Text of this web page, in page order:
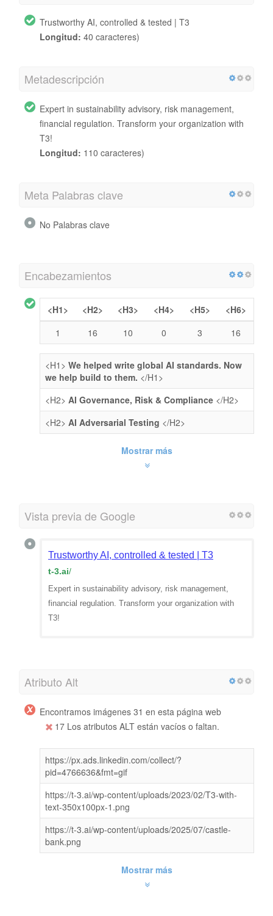
Trustworthy AI, controlled & tested | T3
Longitud: 40 caracteres)
Metadescripción
Expert in sustainability advisory, risk management,
financial regulation. Transform your organization with
T3!
Longitud: 110 caracteres)
Meta Palabras clave
No Palabras clave
Encabezamientos
<H1> <H2> <H3> <H4> <H5>
<H6>
1
16 10 0 3 16
<H1> We helped write global AI standards. Now
we help build to them. </H1>
<H2> AI Governance, Risk & Compliance </H2>
<H2> AI Adversarial Testing </H2>
Mostrar más
Vista previa de Google
Trustworthy AI, controlled & tested | T3
t-3.ai/
Expert in sustainability advisory, risk management,
financial regulation. Transform your organization with
T3!
Atributo Alt
Encontramos imágenes 31 en esta página web
17 Los atributos ALT están vacíos o faltan.
https://px.ads.linkedin.com/collect/?
pid=4766636&fmt=gif
https://t-3.ai/wp-content/uploads/2023/02/T3-with-
text-350x100px-1.png
https://t-3.ai/wp-content/uploads/2025/07/castle-
bank.png
Mostrar más